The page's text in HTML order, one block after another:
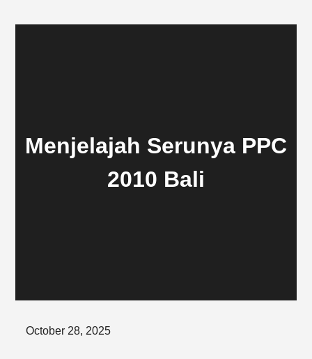
Menjelajah Serunya PPC
2010 Bali
Posted
October 28, 2025